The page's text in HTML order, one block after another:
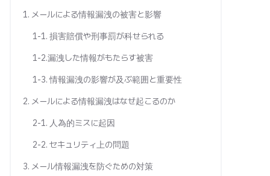
1. メールによる情報漏洩の被害と影響
1-1. 損害賠償や刑事罰が科せられる
1-2.漏洩した情報がもたらす被害
1-3. 情報漏洩の影響が及ぶ範囲と重要性
2. メールによる情報漏洩はなぜ起こるのか
2-1. 人為的ミスに起因
2-2. セキュリティ上の問題
3. メール情報漏洩を防ぐための対策